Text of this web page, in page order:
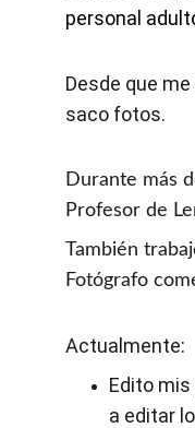
personal
Desde que
saco fotos.
Durante más
Profesor de
También
Fotógrafo
Actualmente:
Edito
a editar